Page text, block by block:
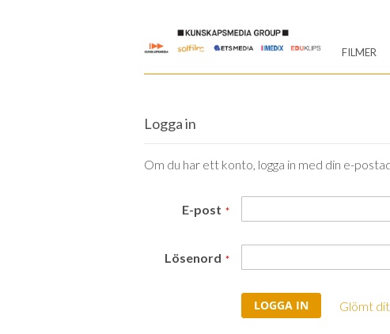
Content
FILMER
Logga in
Om du har ett konto, logga in med din e-
E-post
Lösenord
LOGGA IN Glömt